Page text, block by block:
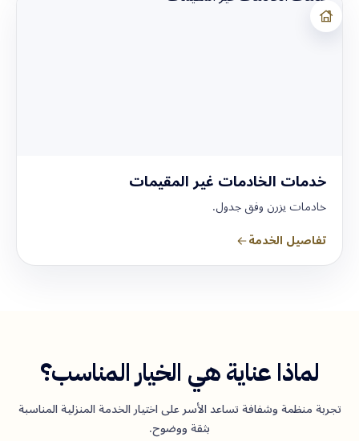
خدمات الخادمات غير المقيمات
خادمات يزرن وفق جدول.
تفاصيل الخدمة
لماذا عناية هي الخيار المناسب؟
تجربة منظمة وشفافة تساعد الأسر على اختيار الخدمة المنزلية المناسبة
بثقة ووضوح.